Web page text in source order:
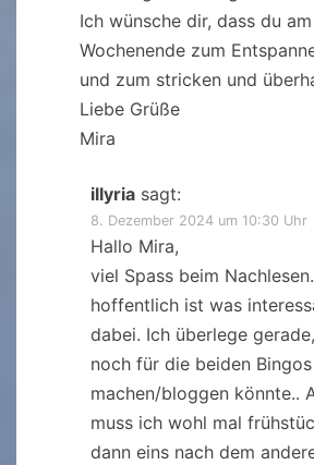
Ich wünsche dir, dass du am
Wochenende zum
und zum stricken und
Liebe Grüße
Mira
illyria sagt:
8. Dezember 2024 um 10:30 Uhr
Hallo Mira,
viel Spass beim
hoffentlich ist was
dabei. Ich überlege
noch für die beiden Bingos
machen/bloggen könnte..
muss ich wohl mal
dann eins nach dem